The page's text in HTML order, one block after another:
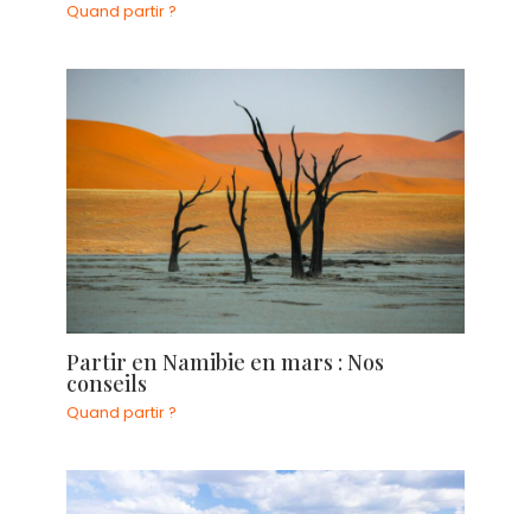
Quand partir ?
Partir en Namibie en mars : Nos
conseils
Quand partir ?